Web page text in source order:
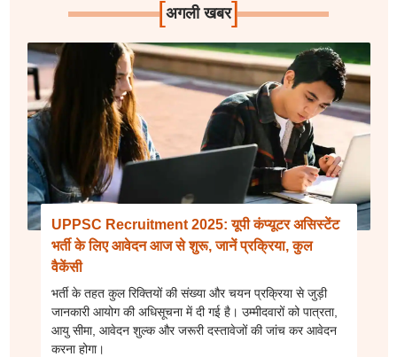
[अगली खबर]
UPPSC Recruitment 2025: यूपी कंप्यूटर असिस्टेंट
भर्ती के लिए आवेदन आज से शुरू, जानें प्रक्रिया, कुल
वैकेंसी
भर्ती के तहत कुल रिक्तियों की संख्या और चयन प्रक्रिया से जुड़ी
जानकारी आयोग की अधिसूचना में दी गई है। उम्मीदवारों को पात्रता,
आयु सीमा, आवेदन शुल्क और जरूरी दस्तावेजों की जांच कर आवेदन
करना होगा।